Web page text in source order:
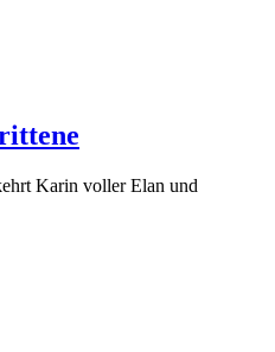
Karin voller Elan und